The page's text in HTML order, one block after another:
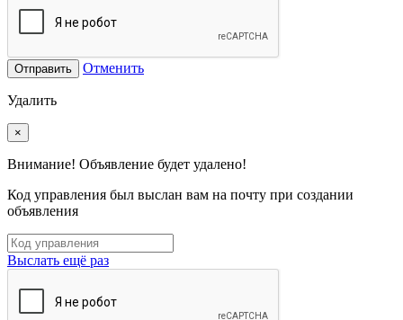
Отправить Отменить
Удалить
×
Внимание! Объявление будет удалено!
Код управления был выслан вам на почту при создании
объявления
Выслать ещё раз